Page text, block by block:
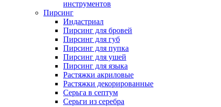
инструментов
Пирсинг
Индастриал
Пирсинг для бровей
Пирсинг для губ
Пирсинг для пупка
Пирсинг для ушей
Пирсинг для языка
Растяжки акриловые
Растяжки декорированные
Серьга в септум
Серьги из серебра